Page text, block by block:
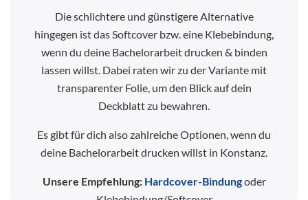
Die schlichtere und günstigere Alternative
hingegen ist das Softcover bzw. eine Klebebindung,
wenn du deine Bachelorarbeit drucken & binden
lassen willst. Dabei raten wir zu der Variante mit
transparenter Folie, um den Blick auf dein
Deckblatt zu bewahren.
Es gibt für dich also zahlreiche Optionen, wenn du
deine Bachelorarbeit drucken willst in Konstanz.
Unsere Empfehlung: Hardcover-Bindungoder